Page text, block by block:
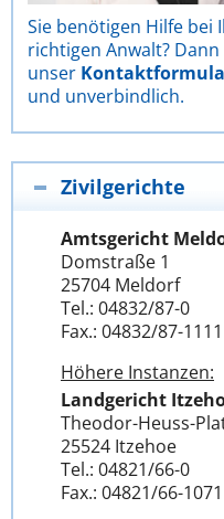
Sie benötigen Hilfe bei
richtigen Anwalt?
unser
und unverbindlich.
Zivilgerichte
Amtsgericht
Domstraße 1
25704 Meldorf
Tel.: 04832/87-0
Fax.: 04832/87-1111
Höhere Instanzen:
Landgericht
Theodor-Heuss-
25524 Itzehoe
Tel.: 04821/66-0
Fax.: 04821/66-1071